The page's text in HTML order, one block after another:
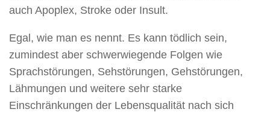
auch Apoplex, Stroke oder Insult.
Egal, wie man es nennt. Es kann tödlich sein,
zumindest aber schwerwiegende Folgen wie
Sprachstörungen, Sehstörungen, Gehstörungen,
Lähmungen und weitere sehr starke
Einschränkungen der Lebensqualität nach sich